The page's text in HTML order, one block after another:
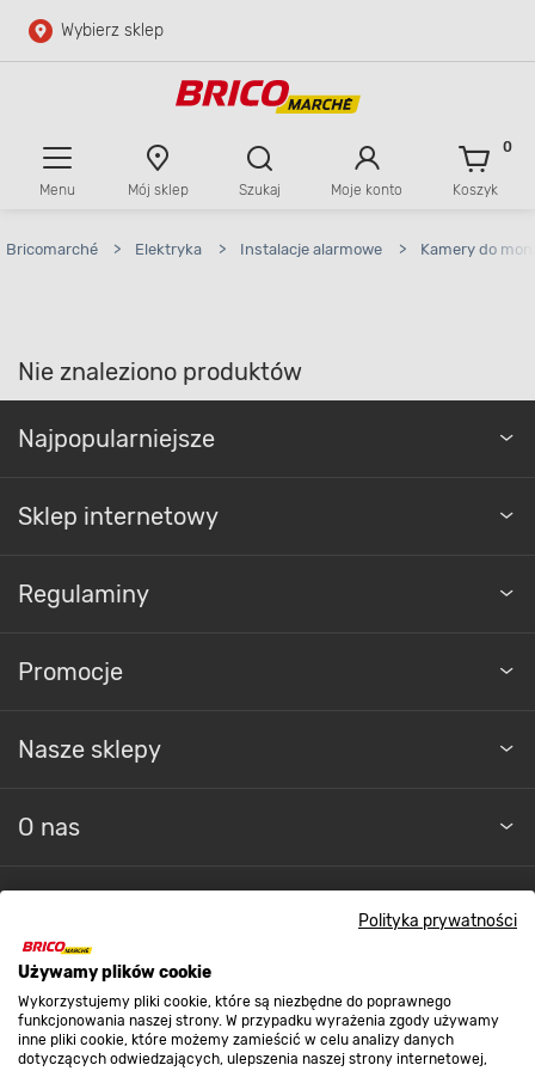
Polityka prywatności
Używamy plików cookie
Wykorzystujemy pliki cookie, które są niezbędne do poprawnego
funkcjonowania naszej strony. W przypadku wyrażenia zgody używamy
inne pliki cookie, które możemy zamieścić w celu analizy danych
dotyczących odwiedzających, ulepszenia naszej strony internetowej,
Przejdź do głównej zawartości
Wybierz sklep
Menu Mój sklep Szukaj Moje konto Koszyk
0
Bricomarché > Elektryka > Instalacje alarmowe > Kamery do
Nie znaleziono produktów
Najpopularniejsze
Sklep internetowy
Regulaminy
Promocje
Nasze sklepy
O nas
Strefa biznesu